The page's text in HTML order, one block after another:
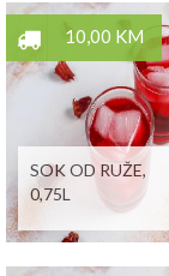
10,00 KM
SOK OD RUŽE,
0,75L